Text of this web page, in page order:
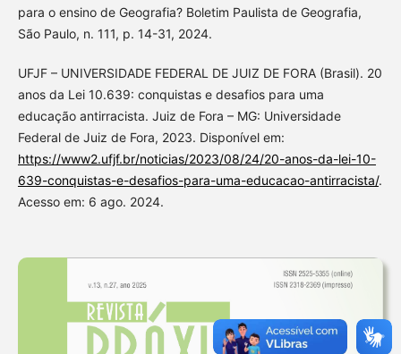
para o ensino de Geografia? Boletim Paulista de Geografia,
São Paulo, n. 111, p. 14-31, 2024.
UFJF – UNIVERSIDADE FEDERAL DE JUIZ DE FORA (Brasil). 20
anos da Lei 10.639: conquistas e desafios para uma
educação antirracista. Juiz de Fora – MG: Universidade
Federal de Juiz de Fora, 2023. Disponível em:
https://www2.ufjf.br/noticias/2023/08/24/20-anos-da-lei-10-
639-conquistas-e-desafios-para-uma-educacao-antirracista/.
Acesso em: 6 ago. 2024.